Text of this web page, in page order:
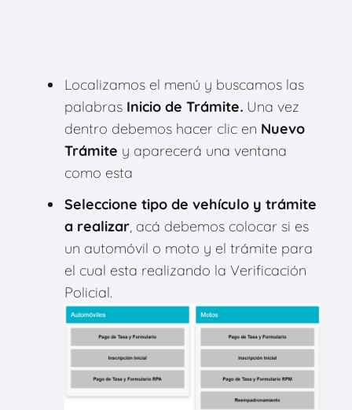
Localizamos el menú y buscamos las
palabras Inicio de Trámite. Una vez
dentro debemos hacer clic en Nuevo
Trámite y aparecerá una ventana
como esta
Seleccione tipo de vehículo y trámite
a realizar, acá debemos colocar si es
un automóvil o moto y el trámite para
el cual esta realizando la Verificación
Policial.